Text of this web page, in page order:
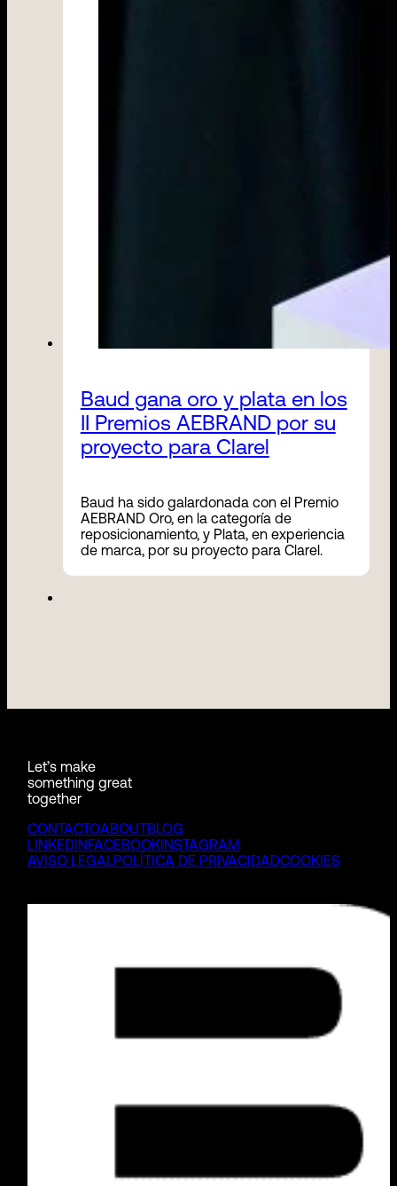
Baud gana oro y plata en los
II Premios AEBRAND por su
proyecto para Clarel
Baud ha sido galardonada con el Premio
AEBRAND Oro, en la categoría de
reposicionamiento, y Plata, en experiencia
de marca, por su proyecto para Clarel.
Let’s make
something great
together
CONTACTOABOUTBLOG
LINKEDINFACEBOOKINSTAGRAM
AVISO LEGALPOLÍTICA DE PRIVACIDADCOOKIES